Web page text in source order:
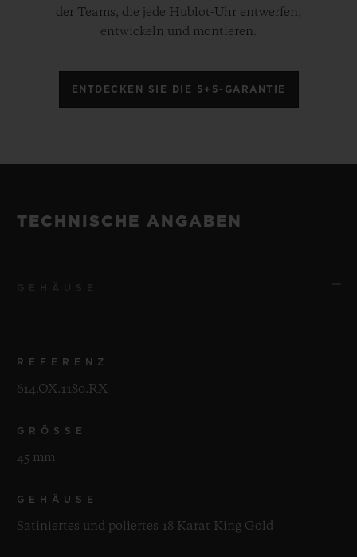
der Teams, die jede Hublot-Uhr entwerfen,
entwickeln und montieren.
ENTDECKEN SIE DIE 5+5-GARANTIE
TECHNISCHE ANGABEN
REFERENZ
614.OX.1180.RX
GRÖSSE
45 mm
GEHÄUSE
Satiniertes und poliertes 18 Karat King Gold